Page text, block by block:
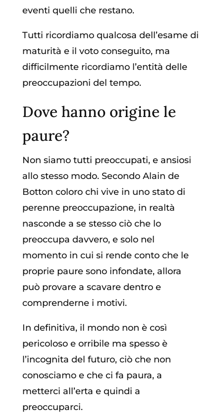
eventi quelli che restano.
Tutti ricordiamo qualcosa dell’esame di
maturità e il voto conseguito, ma
difficilmente ricordiamo l’entità delle
preoccupazioni del tempo.
Dove hanno origine le
paure?
Non siamo tutti preoccupati, e ansiosi
allo stesso modo. Secondo Alain de
Botton coloro chi vive in uno stato di
perenne preoccupazione, in realtà
nasconde a se stesso ciò che lo
preoccupa davvero, e solo nel
momento in cui si rende conto che le
proprie paure sono infondate, allora
può provare a scavare dentro e
comprenderne i motivi.
In definitiva, il mondo non è così
pericoloso e orribile ma spesso è
l’incognita del futuro, ciò che non
conosciamo e che ci fa paura, a
metterci all’erta e quindi a
preoccuparci.